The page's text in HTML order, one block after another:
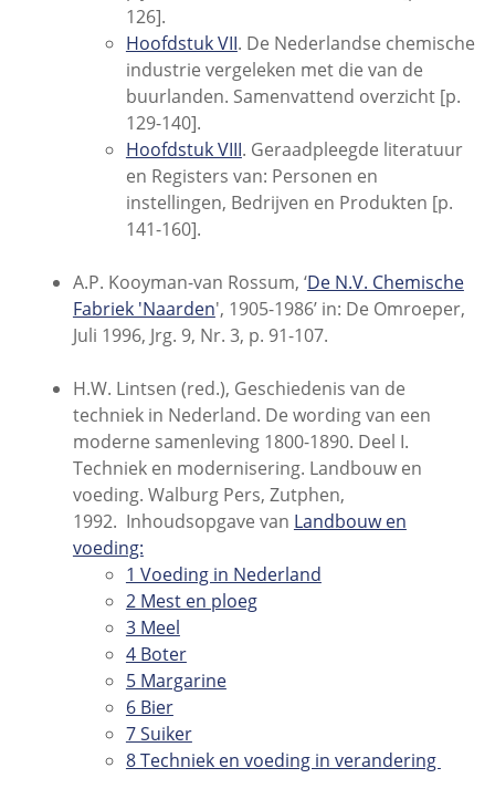
126].
Hoofdstuk VII. De Nederlandse chemische
industrie vergeleken met die van de
buurlanden. Samenvattend overzicht [p.
129-140].
Hoofdstuk VIII. Geraadpleegde literatuur
en Registers van: Personen en
instellingen, Bedrijven en Produkten [p.
141-160].
A.P. Kooyman-van Rossum, ‘De N.V. Chemische
Fabriek 'Naarden', 1905-1986’ in: De Omroeper,
Juli 1996, Jrg. 9, Nr. 3, p. 91-107.
H.W. Lintsen (red.), Geschiedenis van de
techniek in Nederland. De wording van een
moderne samenleving 1800-1890. Deel I.
Techniek en modernisering. Landbouw en
voeding. Walburg Pers, Zutphen,
1992. Inhoudsopgave van Landbouw en
voeding:
1 Voeding in Nederland
2 Mest en ploeg
3 Meel
4 Boter
5 Margarine
6 Bier
7 Suiker
8 Techniek en voeding in verandering